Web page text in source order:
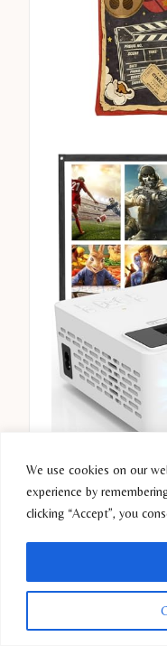
We use cookies on our
experience by
clicking “Accept”, you